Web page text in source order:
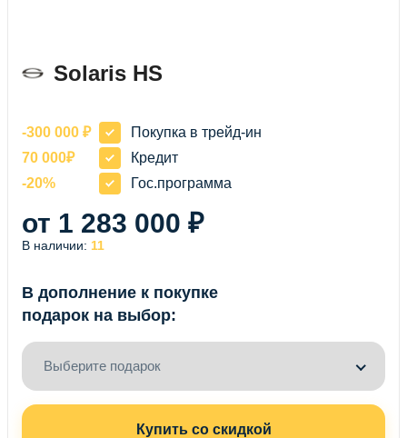
Solaris HS
-300 000 ₽
Покупка в трейд-ин
70 000₽
Кредит
-20%
Гос.программа
от 1 283 000 ₽
В наличии: 11
В дополнение к покупке
подарок на выбор:
Выберите подарок
Купить со скидкой